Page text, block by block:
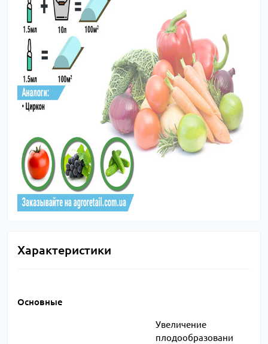
Характеристики
Основные
Увеличение
плодообразовани